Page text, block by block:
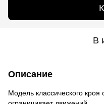
В
Описание
Модель классического